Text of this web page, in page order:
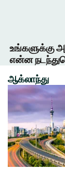
உங்களுக்கு
என்ன
ஆக்லாந்து